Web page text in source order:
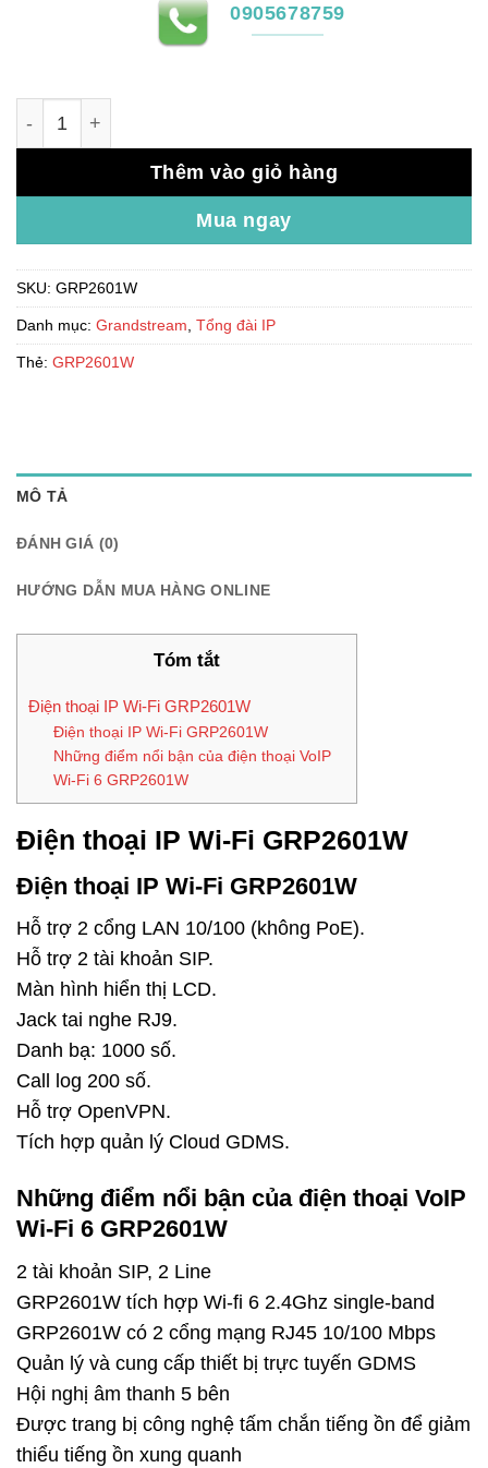
0905678759
Thêm vào giỏ hàng
Mua ngay
SKU: GRP2601W
Danh mục: Grandstream Tổng đài IP
Thẻ: GRP2601W
MÔ TẢ
ĐÁNH GIÁ (0)
HƯỚNG DẪN MUA HÀNG ONLINE
Tóm tắt
Điện thoại IP Wi-Fi GRP2601W
Điện thoại IP Wi-Fi GRP2601W
Những điểm nổi bận của điện thoại VoIP
Wi-Fi 6 GRP2601W
Điện thoại IP Wi-Fi GRP2601W
Điện thoại IP Wi-Fi GRP2601W
Hỗ trợ 2 cổng LAN 10/100 (không PoE).
Hỗ trợ 2 tài khoản SIP.
Màn hình hiển thị LCD.
Jack tai nghe RJ9.
Danh bạ: 1000 số.
Call log 200 số.
Hỗ trợ OpenVPN.
Tích hợp quản lý Cloud GDMS.
Những điểm nổi bận của điện thoại VoIP
Wi-Fi 6 GRP2601W
2 tài khoản SIP, 2 Line
GRP2601W tích hợp Wi-fi 6 2.4Ghz single-band
GRP2601W có 2 cổng mạng RJ45 10/100 Mbps
Quản lý và cung cấp thiết bị trực tuyến GDMS
Hội nghị âm thanh 5 bên
Được trang bị công nghệ tấm chắn tiếng ồn để giảm
thiểu tiếng ồn xung quanh